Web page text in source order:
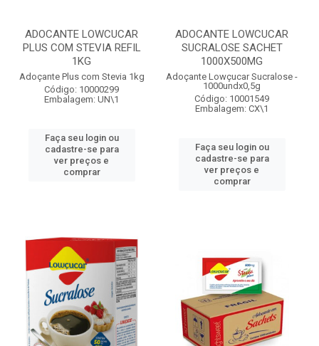
ADOCANTE LOWCUCAR
PLUS COM STEVIA REFIL
1KG
Adoçante Plus com Stevia 1kg
Código: 10000299
Embalagem: UN\1
Faça seu login ou
cadastre-se para
ver preços e
comprar
ADOCANTE LOWCUCAR
SUCRALOSE SACHET
1000X500MG
Adoçante Lowçucar Sucralose -
1000undx0,5g
Código: 10001549
Embalagem: CX\1
Faça seu login ou
cadastre-se para
ver preços e
comprar